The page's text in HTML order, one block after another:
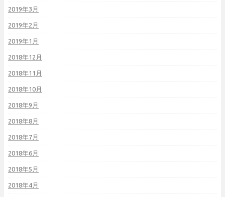
2019年3月
2019年2月
2019年1月
2018年12月
2018年11月
2018年10月
2018年9月
2018年8月
2018年7月
2018年6月
2018年5月
2018年4月